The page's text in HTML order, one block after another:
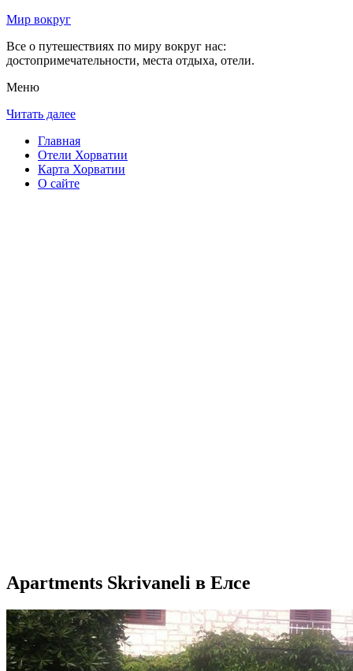
Мир вокруг
Все о путешествиях по миру вокруг нас:
достопримечательности, места отдыха, отели.
Меню
Читать далее
Главная
Отели Хорватии
Карта Хорватии
О сайте
Apartments Skrivaneli в Елсе